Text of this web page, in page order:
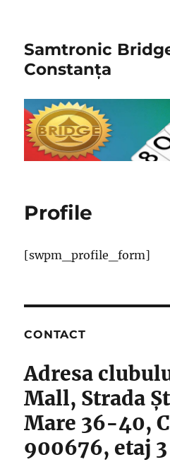
Samtronic
Constanța
Profile
[swpm_profile_form]
CONTACT
Adresa
Mall, Strada
Mare 36-40,
900676, etaj 3